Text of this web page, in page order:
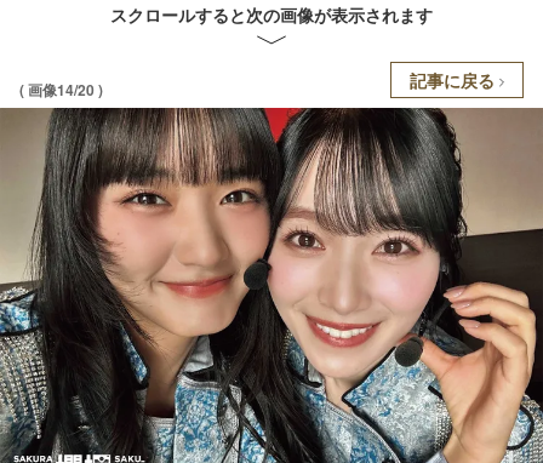
スクロールすると次の画像が表示されます
( 画像14/20 ) 記事に戻る